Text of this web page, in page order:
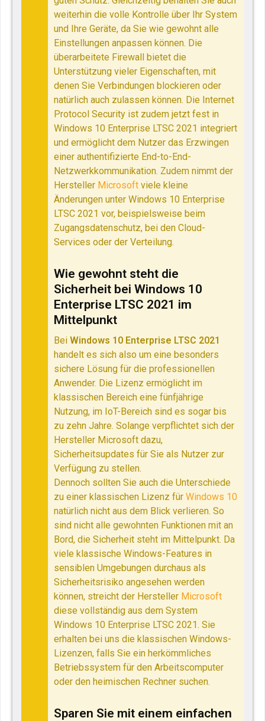
weiterhin die volle Kontrolle über Ihr System
und Ihre Geräte, da Sie wie gewohnt alle
Einstellungen anpassen können. Die
überarbeitete Firewall bietet die
Unterstützung vieler Eigenschaften, mit
denen Sie Verbindungen blockieren oder
natürlich auch zulassen können. Die Internet
Protocol Security ist zudem jetzt fest in
Windows 10 Enterprise LTSC 2021 integriert
und ermöglicht dem Nutzer das Erzwingen
einer authentifizierte End-to-End-
Netzwerkkommunikation. Zudem nimmt der
Hersteller Microsoftviele kleine
Änderungen unter Windows 10 Enterprise
LTSC 2021 vor, beispielsweise beim
Zugangsdatenschutz, bei den Cloud-
Services oder der Verteilung.
Wie gewohnt steht die
Sicherheit bei Windows 10
Enterprise LTSC 2021 im
Mittelpunkt
BeiWindows 10 Enterprise LTSC 2021
handelt es sich also um eine besonders
sichere Lösung für die professionellen
Anwender. Die Lizenz ermöglicht im
klassischen Bereich eine fünfjährige
Nutzung, im IoT-Bereich sind es sogar bis
zu zehn Jahre. Solange verpflichtet sich der
Hersteller Microsoft dazu,
Sicherheitsupdates für Sie als Nutzer zur
Verfügung zu stellen.
Dennoch sollten Sie auch die Unterschiede
zu einer klassischen Lizenz fürWindows 10
natürlich nicht aus dem Blick verlieren. So
sind nicht alle gewohnten Funktionen mit an
Bord, die Sicherheit steht im Mittelpunkt. Da
viele klassische Windows-Features in
sensiblen Umgebungen durchaus als
Sicherheitsrisiko angesehen werden
können, streicht der Hersteller Microsoft
diese vollständig aus dem System
Windows 10 Enterprise LTSC 2021. Sie
erhalten bei uns die klassischen Windows-
Lizenzen, falls Sie ein herkömmliches
Betriebssystem für den Arbeitscomputer
oder den heimischen Rechner suchen.
Sparen Sie mit einem einfachen